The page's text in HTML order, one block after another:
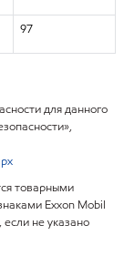
97
для данного
товарными
Exxon Mobil
не указано